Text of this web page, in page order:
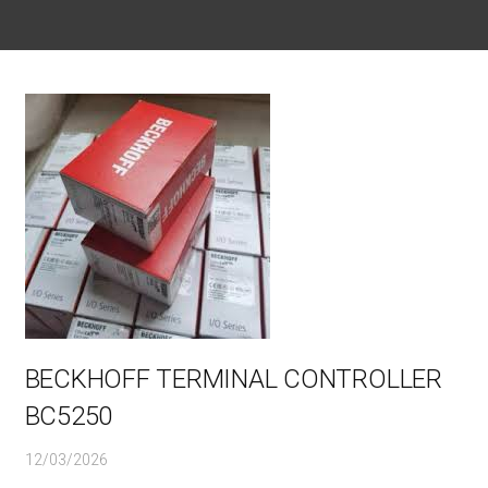
BECKHOFF TERMINAL CONTROLLER
BC5250
12/03/2026